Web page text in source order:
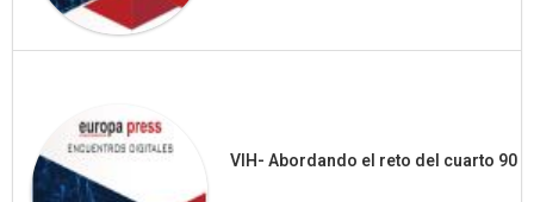
VIH- Abordando el reto del cuarto 90